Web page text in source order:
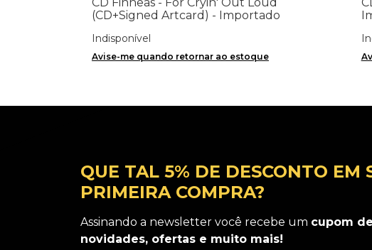
(CD+Signed Artcard) - Importado
Indisponível
Avise-me quando retornar ao estoque
QUE TAL 5% DE DESCONTO EM
PRIMEIRA COMPRA?
Assinando a newsletter você recebe um cupom
novidades, ofertas e muito mais!